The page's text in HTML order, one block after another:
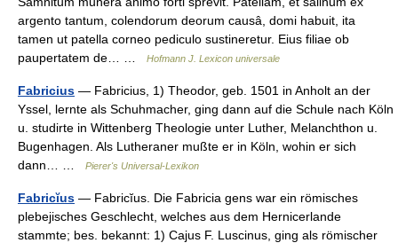
argento tantum, colendorum deorum causâ, domi habuit, ita
tamen ut patella corneo pediculo sustineretur. Eius filiae ob
paupertatem de… …
Hofmann J. Lexicon universale
Fabricius — Fabricius, 1) Theodor, geb. 1501 in Anholt an der
Yssel, lernte als Schuhmacher, ging dann auf die Schule nach Köln
u. studirte in Wittenberg Theologie unter Luther, Melanchthon u.
Bugenhagen. Als Lutheraner mußte er in Köln, wohin er sich
dann… …
Pierer's Universal-Lexikon
Fabricĭus — Fabricĭus. Die Fabricia gens war ein römisches
plebejisches Geschlecht, welches aus dem Hernicerlande
stammte; bes. bekannt: 1) Cajus F. Luscinus, ging als römischer